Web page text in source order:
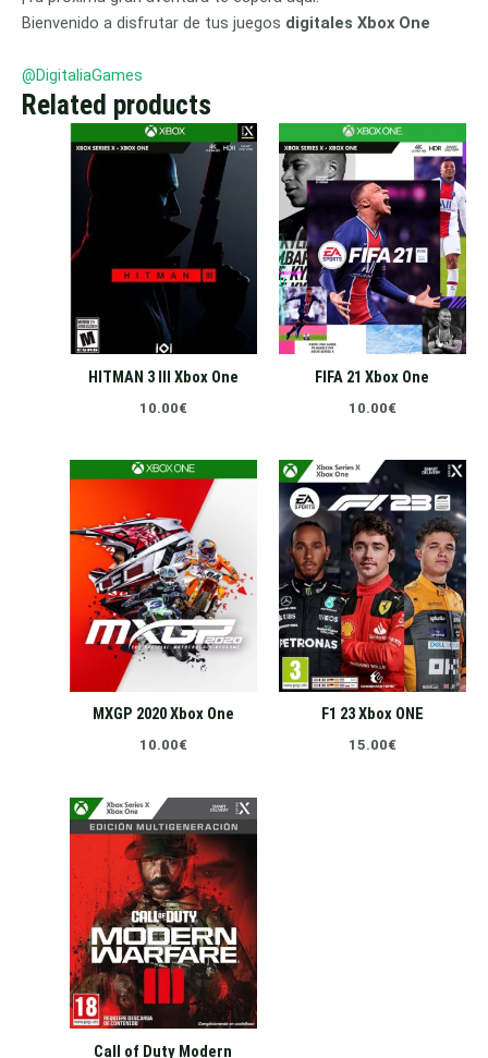
Bienvenido a disfrutar de tus juegos digitales Xbox One
@DigitaliaGames
Related products
HITMAN 3 III Xbox One
10.00€
FIFA 21 Xbox One
10.00€
MXGP 2020 Xbox One
10.00€
F1 23 Xbox ONE
15.00€
Call of Duty Modern